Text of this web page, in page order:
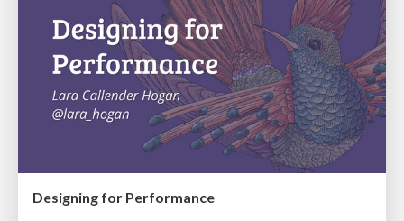
Designing for Performance